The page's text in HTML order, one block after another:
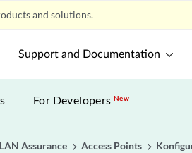
and solutions.
Support and Documentation
For DevelopersNew
Assurance Access Points